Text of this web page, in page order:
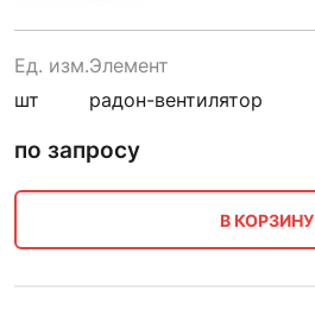
Ед. изм.
шт
Элемент
радон-вентилятор
по запросу
В КОРЗИНУ